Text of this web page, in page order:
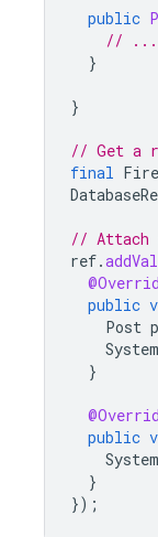
public
// ...
}
}
// Get a
final
// Attach
ref.
public
Post
System
}
public
System
}
});